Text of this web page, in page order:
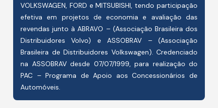
VOLKSWAGEN, FORD e MITSUBISHI, tendo participação
efetiva em projetos de economia e avaliação das
revendas junto à ABRAVO – (Associação Brasileira dos
Distribuidores Volvo) e ASSOBRAV – (Associação
Brasileira de Distribuidores Volkswagen). Credenciado
na ASSOBRAV desde 07/07/1999, para realização do
PAC – Programa de Apoio aos Concessionários de
Automóveis.